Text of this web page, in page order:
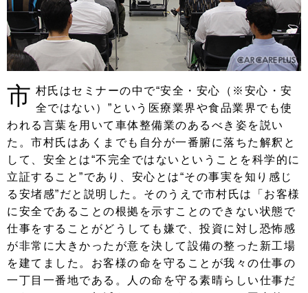
市 村氏はセミナーの中で“安全・安心（※安心・安
全ではない）”という医療業界や食品業界でも使
われる言葉を用いて車体整備業のあるべき姿を説い
た。市村氏はあくまでも自分が一番腑に落ちた解釈と
して、安全とは“不完全ではないということを科学的に
立証すること”であり、安心とは“その事実を知り感じ
る安堵感”だと説明した。そのうえで市村氏は「お客様
に安全であることの根拠を示すことのできない状態で
仕事をすることがどうしても嫌で、投資に対し恐怖感
が非常に大きかったが意を決して設備の整った新工場
を建てました。お客様の命を守ることが我々の仕事の
一丁目一番地である。人の命を守る素晴らしい仕事だ